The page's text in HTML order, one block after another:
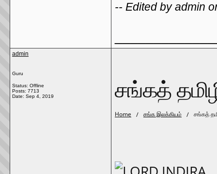
-- Edited by admin
admin
Guru
Status: Offline
Posts: 7713
Date: Sep 4, 2019 சங்கத்
Home / சங்க இலக்கியம் / சங்கத்